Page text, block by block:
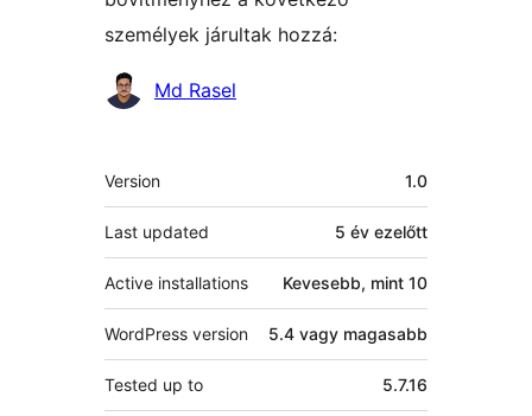
személyek járultak hozzá:
Közreműködők
Md Rasel
Meta
Version 1.0
Last updated 5 év ezelőtt
Active installations Kevesebb, mint 10
WordPress version 5.4 vagy magasabb
Tested up to 5.7.16